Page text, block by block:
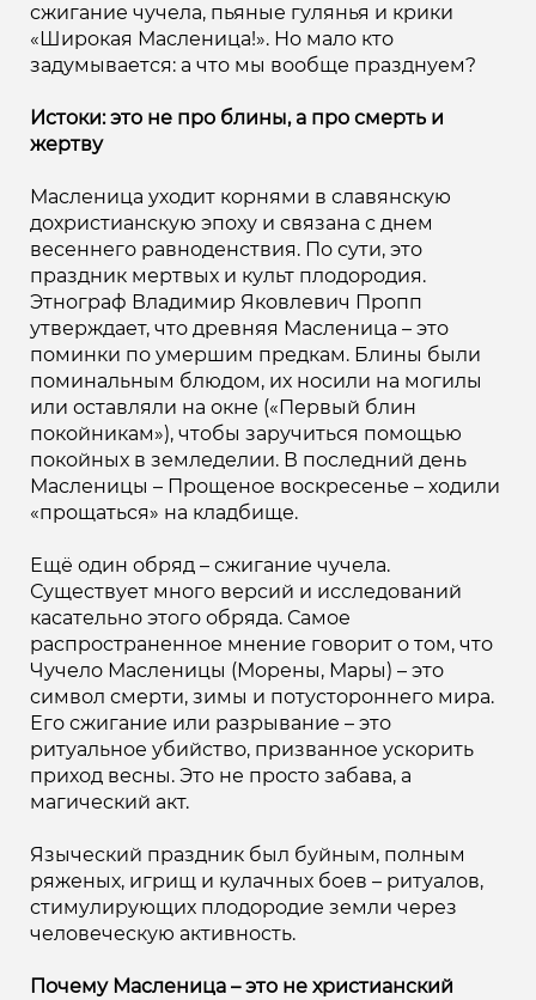
сжигание чучела, пьяные гулянья и крики
«Широкая Масленица!». Но мало кто
задумывается: а что мы вообще празднуем?
Истоки: это не про блины, а про смерть и
жертву
Масленица уходит корнями в славянскую
дохристианскую эпоху и связана с днем
весеннего равноденствия. По сути, это
праздник мертвых и культ плодородия.
Этнограф Владимир Яковлевич Пропп
утверждает, что древняя Масленица – это
поминки по умершим предкам. Блины были
поминальным блюдом, их носили на могилы
или оставляли на окне («Первый блин
покойникам»), чтобы заручиться помощью
покойных в земледелии. В последний день
Масленицы – Прощеное воскресенье – ходили
«прощаться» на кладбище.
Ещё один обряд – сжигание чучела.
Существует много версий и исследований
касательно этого обряда. Самое
распространенное мнение говорит о том, что
Чучело Масленицы (Морены, Мары) – это
символ смерти, зимы и потустороннего мира.
Его сжигание или разрывание – это
ритуальное убийство, призванное ускорить
приход весны. Это не просто забава, а
магический акт.
Языческий праздник был буйным, полным
ряженых, игрищ и кулачных боев – ритуалов,
стимулирующих плодородие земли через
человеческую активность.
Почему Масленица – это не христианский